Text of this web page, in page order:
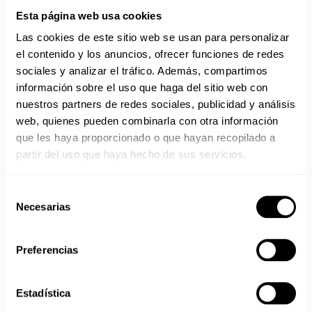
Esta página web usa cookies
Las cookies de este sitio web se usan para personalizar
el contenido y los anuncios, ofrecer funciones de redes
sociales y analizar el tráfico. Además, compartimos
información sobre el uso que haga del sitio web con
nuestros partners de redes sociales, publicidad y análisis
web, quienes pueden combinarla con otra información
que les haya proporcionado o que hayan recopilado a
partir del uso que haya hecho de sus servicios.
Necesarias
Preferencias
Estadística
Peto de color verde.
Referencia A50109-04.
1 bolsillo grande en el pecho con cierre de cremallera.
2 bolsillos delanteros.
1 bolsillo trasero con cierre de botón.
Bolsillo para 1 metro en la pierna derecha.
Abertura lateral derecha cerrada con botón.
Cintura elástica.
Correas cruzadas con elástico interno y hebillas de
Tejido: Drill 3/1.
1ª categoría CE.